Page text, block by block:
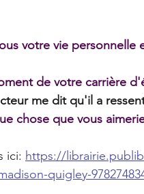
votre vie personnelle
de votre carrière
me dit qu'il a
chose que vous
ici: https://
quigley-